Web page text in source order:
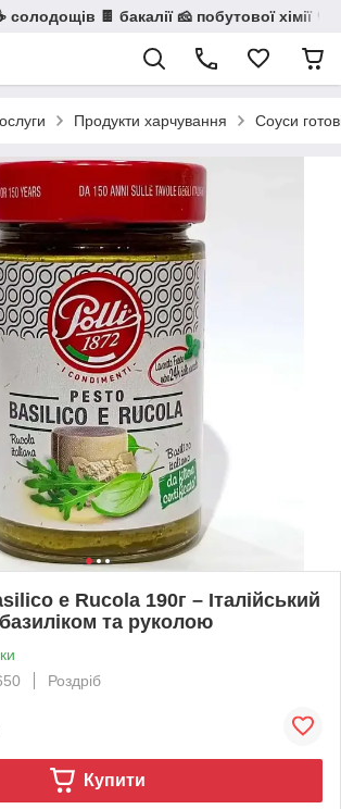
🍫 бакалії 🧀 побутової хімії 🧼
Продукти харчування Соуси
e Rucola 190г – Італійський
та руколою
Роздріб
Купити